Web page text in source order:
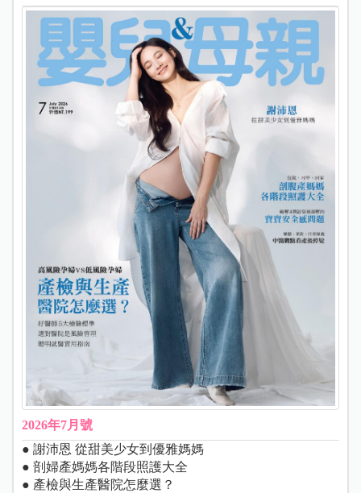
2026年7月號
● 謝沛恩 從甜美少女到優雅媽媽
● 剖婦產媽媽各階段照護大全
● 產檢與生產醫院怎麼選？